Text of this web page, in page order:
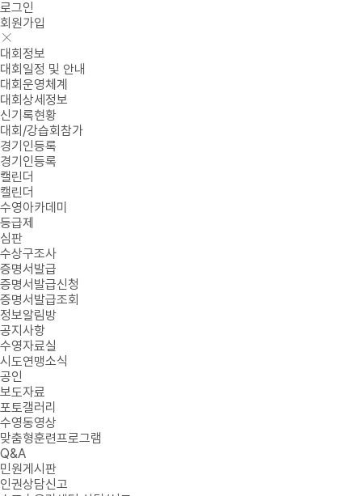
로그인
회원가입
대회정보
대회일정 및 안내
대회운영체계
대회상세정보
신기록현황
대회/강습회참가
경기인등록
경기인등록
캘린더
캘린더
수영아카데미
등급제
심판
수상구조사
증명서발급
증명서발급신청
증명서발급조회
정보알림방
공지사항
수영자료실
시도연맹소식
공인
보도자료
포토갤러리
수영동영상
맞춤형훈련프로그램
Q&A
민원게시판
인권상담신고